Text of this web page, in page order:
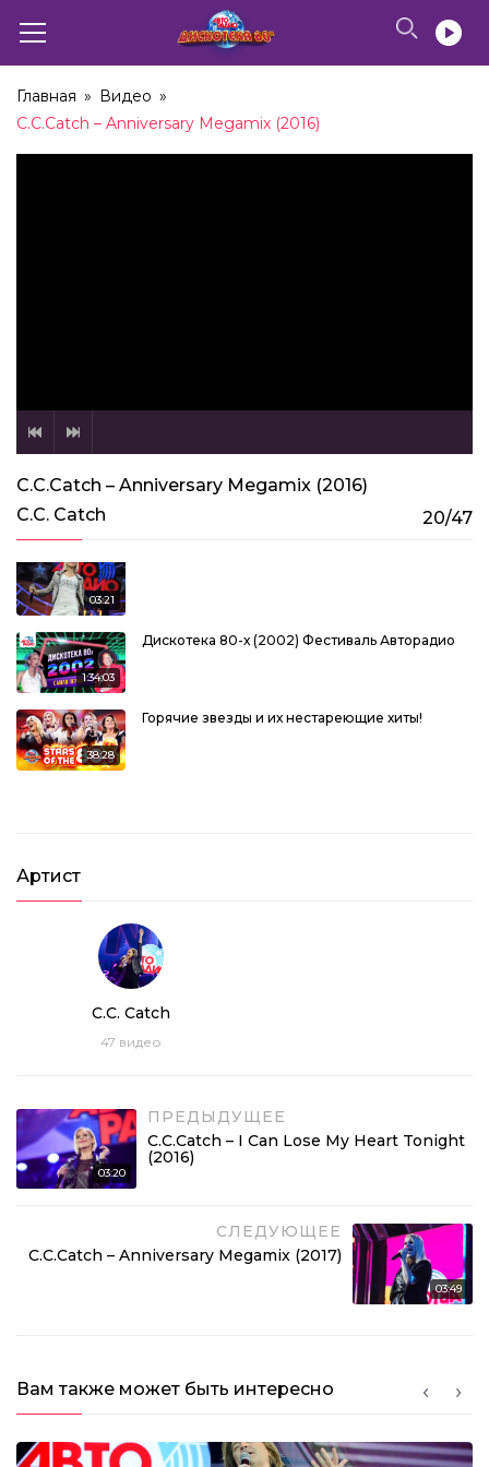
Главная » Видео »
C.C.Catch – Anniversary Megamix (2016)
C.C.Catch – Anniversary Megamix (2016)
C.C. Catch
20/47
03:21
1:34:03
Дискотека 80-х (2002) Фестиваль Авторадио
38:28
Горячие звезды и их нестареющие хиты!
04:09
C.C.Catch – I Can Lose My Heart Tonight (2002)
03:01
C.C.Catch – Soul Survivor (2002)
C.C. Catch – Megamix (2003)
C.C. Catch – Heaven And Hell (2003)
Артист
C.C. Catch
47 видео
03:20
ПРЕДЫДУЩЕЕ
C.C.Catch – I Can Lose My Heart Tonight
(2016)
СЛЕДУЮЩЕЕ
C.C.Catch – Anniversary Megamix (2017)
03:49
Вам также может быть интересно